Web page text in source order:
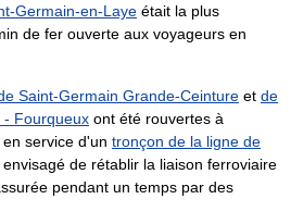
Germain-en-Laye était la plus
de fer ouverte aux voyageurs en
Saint-Germain Grande-Ceinture et de
- Fourqueux ont été rouvertes à
service d'un tronçon de la ligne de
envisagé de rétablir la liaison ferroviaire
pendant un temps par des